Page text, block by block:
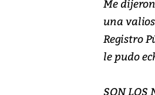
Me
una
Registro
le pudo
SON LOS